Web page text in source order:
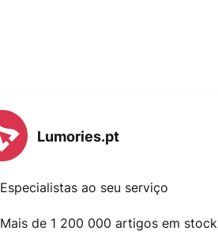
Lumories.pt
Especialistas ao seu serviço
Mais de 1 200 000 artigos em stock